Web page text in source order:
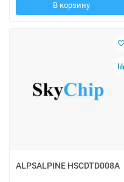
В корзину
ALPSALPINE HSCDTD008A